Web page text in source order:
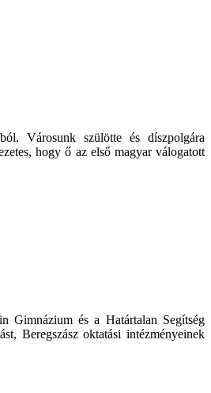
Városunk szülötte és díszpolgára
hogy ő az első magyar válogatott
Gimnázium és a Határtalan Segítség
Beregszász oktatási intézményeinek